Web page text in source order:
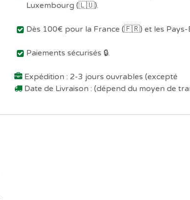
Luxembourg (🇱🇺).
Dès 100€ pour la France (🇫🇷) et les
Paiements sécurisés 🔒.
Expédition : 2-3 jours ouvrables (excepté
Date de Livraison : (dépend du moyen de